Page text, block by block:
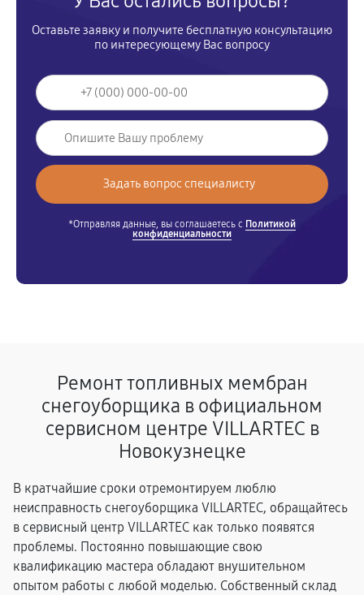
Оставьте заявку и получите бесплатную консультацию
по интересующему Вас вопросу
*Отправляя данные, вы соглашаетесь с Политикой
конфиденциальности
Ремонт топливных мембран
снегоуборщика в официальном
сервисном центре VILLARTEC в
Новокузнецке
В кратчайшие сроки отремонтируем люблю
неисправность снегоуборщика VILLARTEC, обращайтесь
в сервисный центр VILLARTEC как только появятся
проблемы. Постоянно повышающие свою
квалификацию мастера обладают внушительном
опытом работы с любой моделью. Собственный склад